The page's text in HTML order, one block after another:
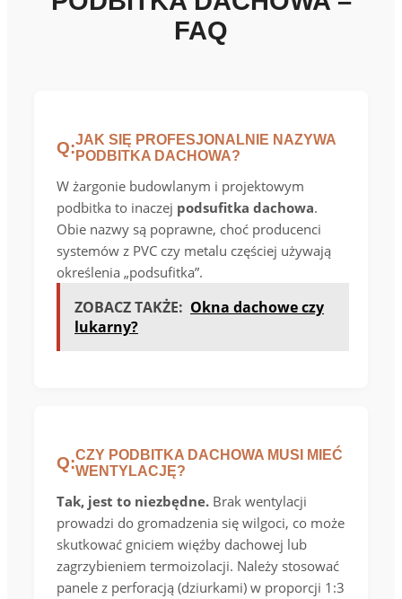
FAQ
Q:JAK SIĘ PROFESJONALNIE NAZYWA
PODBITKA DACHOWA?
W żargonie budowlanym i projektowym
podbitka to inaczej podsufitka dachowa.
Obie nazwy są poprawne, choć producenci
systemów z PVC czy metalu częściej używają
określenia „podsufitka”.
ZOBACZ TAKŻE: Okna dachowe czy
lukarny?
Q:CZY PODBITKA DACHOWA MUSI MIEĆ
WENTYLACJĘ?
Tak, jest to niezbędne. Brak wentylacji
prowadzi do gromadzenia się wilgoci, co może
skutkować gniciem więźby dachowej lub
zagrzybieniem termoizolacji. Należy stosować
panele z perforacją (dziurkami) w proporcji 1:3